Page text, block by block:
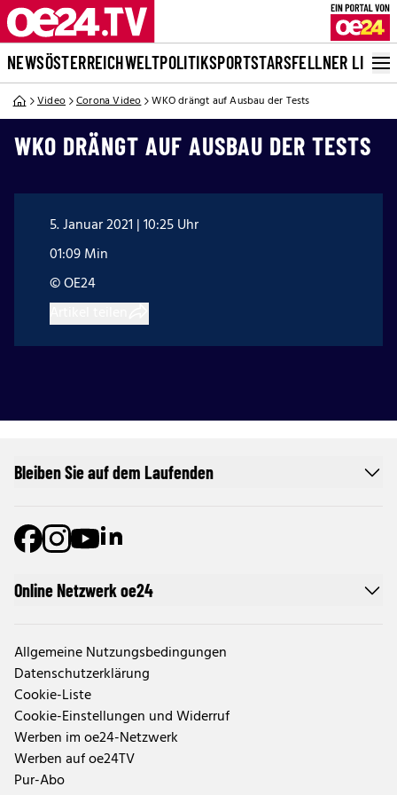
NEWSÖSTERREICHWELTPOLITIKSPORTSTARSFELLNER LIVE
Video Corona Video WKO drängt auf Ausbau der Tests
WKO DRÄNGT AUF AUSBAU DER TESTS
5. Januar 2021 | 10:25 Uhr
01:09 Min
© OE24
Online Netzwerk oe24
Allgemeine Nutzungsbedingungen
Datenschutzerklärung
Cookie-Liste
Cookie-Einstellungen und Widerruf
Werben im oe24-Netzwerk
Werben auf oe24TV
Pur-Abo
Bleiben Sie auf dem Laufenden